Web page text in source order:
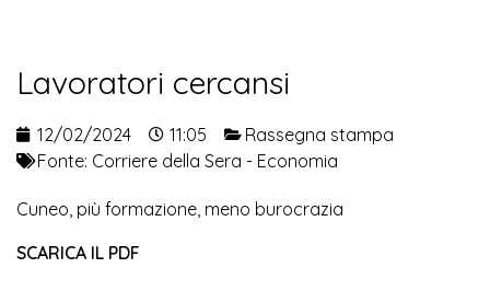
Lavoratori cercansi
12/02/2024 11:05
Rassegna stampa
Fonte: Corriere della Sera - Economia
Cuneo, più formazione, meno burocrazia
SCARICA IL PDF